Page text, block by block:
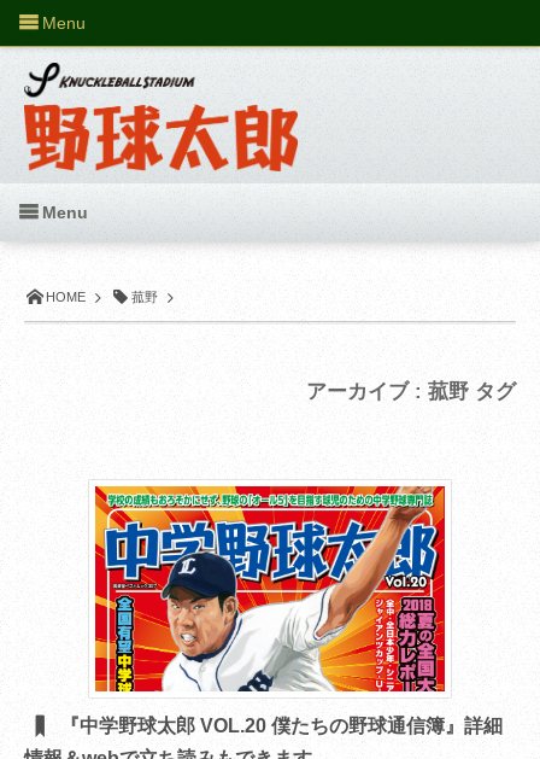
HOME 菰野
アーカイブ : 菰野 タグ
『中学野球太郎 VOL.20 僕たちの野球通信簿』詳細
Menu
Menu